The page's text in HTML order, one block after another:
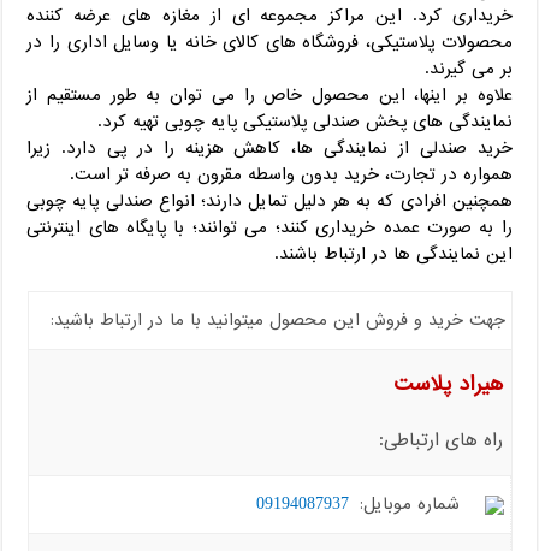
خریداری کرد. این مراکز مجموعه ای از مغازه های عرضه کننده
محصولات پلاستیکی، فروشگاه های کالای خانه یا وسایل اداری را در
بر می گیرند.
علاوه بر اینها، این محصول خاص را می توان به طور مستقیم از
نمایندگی های پخش صندلی پلاستیکی پایه چوبی تهیه کرد.
خرید صندلی از نمایندگی ها، کاهش هزینه را در پی دارد. زیرا
همواره در تجارت، خرید بدون واسطه مقرون به صرفه تر است.
همچنین افرادی که به هر دلیل تمایل دارند؛ انواع صندلی پایه چوبی
را به صورت عمده خریداری کنند؛ می توانند؛ با پایگاه های اینترنتی
این نمایندگی ها در ارتباط باشند.
جهت خرید و فروش این محصول میتوانید با ما در ارتباط باشید:
هیراد پلاست
راه های ارتباطی:
شماره موبایل: 09194087937